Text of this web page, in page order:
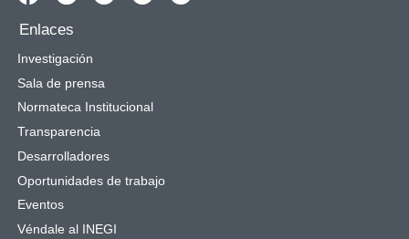
Enlaces
Investigación
Sala de prensa
Normateca Institucional
Transparencia
Desarrolladores
Oportunidades de trabajo
Eventos
Véndale al INEGI